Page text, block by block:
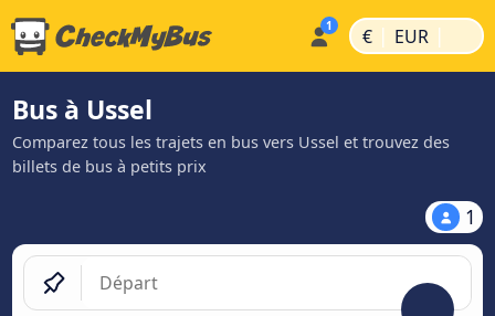
€ | EUR |
Bus à Ussel
Comparez tous les trajets en bus vers Ussel et trouvez des
billets de bus à petits prix
1